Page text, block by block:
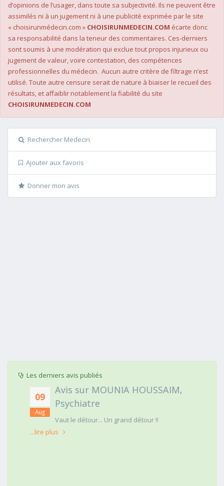
d’opinions de l’usager, dans toute sa subjectivité. Ils ne peuvent être
assimilés ni à un jugement ni à une publicité exprimée par le site
« choisirunmédecin.com » CHOISIRUNMEDECIN.COM écarte donc
sa responsabilité dans la teneur des commentaires. Ces-derniers
sont soumis à une modération qui exclue tout propos injurieux ou
jugement de valeur, voire contestation, des compétences
professionnelles du médecin. Aucun autre critère de filtrage n’est
utilisé. Toute autre censure serait de nature à biaiser le recueil des
résultats, et affaiblir notablement la fiabilité du site
CHOISIRUNMEDECIN.COM
Rechercher Medecin
Ajouter aux favoris
Donner mon avis
Les derniers avis publiés
09
Aug
Avis sur MOUNIA HOUSSAIM,
Psychiatre
Vaut le détour... Un grand détour !!
...lire plus